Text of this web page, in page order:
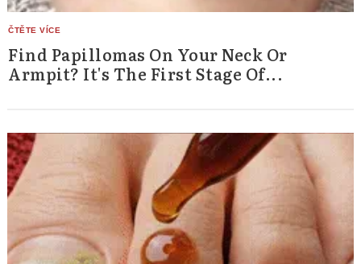
Find Papillomas On Your Neck Or
Armpit? It's The First Stage Of...